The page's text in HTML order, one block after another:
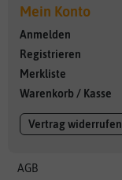
Mein Konto
Anmelden
Registrieren
Merkliste
Warenkorb / Kasse
Vertrag widerrufen
AGB